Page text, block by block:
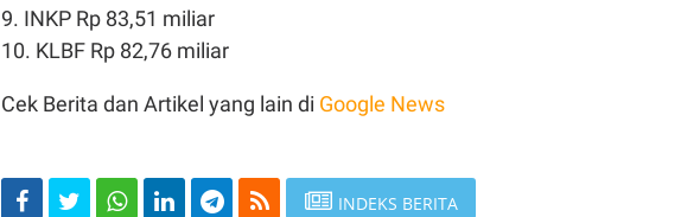
9. INKP Rp 83,51 miliar
10. KLBF Rp 82,76 miliar
Cek Berita dan Artikel yang lain di Google News
INDEKS BERITA